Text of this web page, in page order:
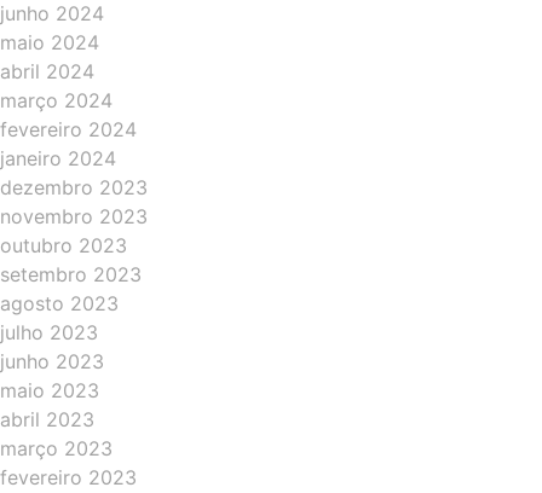
junho 2024
maio 2024
abril 2024
março 2024
fevereiro 2024
janeiro 2024
dezembro 2023
novembro 2023
outubro 2023
setembro 2023
agosto 2023
julho 2023
junho 2023
maio 2023
abril 2023
março 2023
fevereiro 2023